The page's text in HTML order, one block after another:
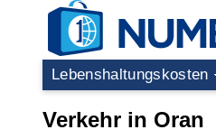
Lebenshaltungskosten
Verkehr in Oran